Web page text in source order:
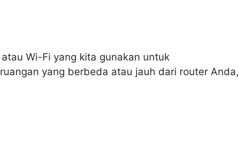
Wi-Fi yang kita gunakan untuk
yang berbeda atau jauh dari router Anda,